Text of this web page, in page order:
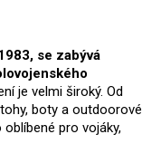
se zabývá
je velmi široký. Od
boty a outdoorové
pro vojáky,